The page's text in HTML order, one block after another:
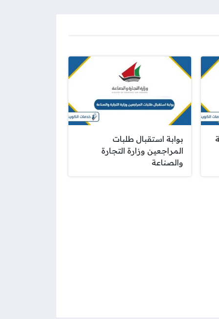
بوابة استقبال طلبات
المراجعين وزارة التجارة
والصناعة